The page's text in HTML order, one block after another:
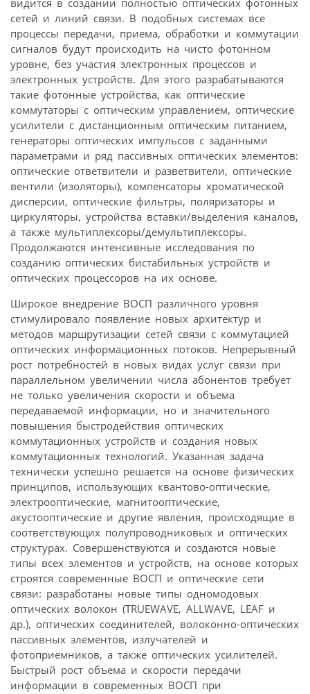
видится в создании полностью оптических фотонных
сетей и линий связи. В подобных системах все
процессы передачи, приема, обработки и коммутации
сигналов будут происходить на чисто фотонном
уровне, без участия электронных процессов и
электронных устройств. Для этого разрабатываются
такие фотонные устройства, как оптические
коммутаторы с оптическим управлением, оптические
усилители с дистанционным оптическим питанием,
генераторы оптических импульсов с заданными
параметрами и ряд пассивных оптических элементов:
оптические ответвители и разветвители, оптические
вентили (изоляторы), компенсаторы хроматической
дисперсии, оптические фильтры, поляризаторы и
циркуляторы, устройства вставки/выделения каналов,
а также мультиплексоры/демультиплексоры.
Продолжаются интенсивные исследования по
созданию оптических бистабильных устройств и
оптических процессоров на их основе.
Широкое внедрение ВОСП различного уровня
стимулировало появление новых архитектур и
методов маршрутизации сетей связи с коммутацией
оптических информационных потоков. Непрерывный
рост потребностей в новых видах услуг связи при
параллельном увеличении числа абонентов требует
не только увеличения скорости и объема
передаваемой информации, но и значительного
повышения быстродействия оптических
коммутационных устройств и создания новых
коммутационных технологий. Указанная задача
технически успешно решается на основе физических
принципов, использующих квантово-оптические,
электрооптические, магнитооптические,
акустооптические и другие явления, происходящие в
соответствующих полупроводниковых и оптических
структурах. Совершенствуются и создаются новые
типы всех элементов и устройств, на основе которых
строятся современные ВОСП и оптические сети
связи: разработаны новые типы одномодовых
оптических волокон (TRUEWAVE, ALLWAVE, LEAF и
др.), оптических соединителей, волоконно-оптических
пассивных элементов, излучателей и
фотоприемников, а также оптических усилителей.
Быстрый рост объема и скорости передачи
информации в современных ВОСП при